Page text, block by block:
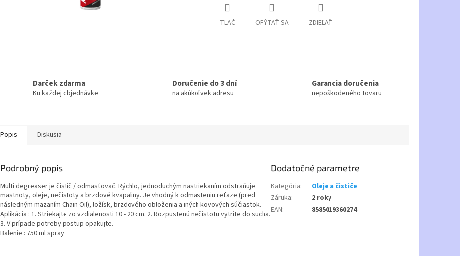
TLAČ OPÝTAŤ SA ZDIEĽAŤ
Darček zdarma
Ku každej objednávke
Doručenie do 3 dní
na akúkoľvek adresu
Garancia doručenia
nepoškodeného tovaru
Popis Diskusia
Podrobný popis
Multi degreaser je čistič / odmasťovač. Rýchlo, jednoduchým nastriekaním odstraňuje
mastnoty, oleje, nečistoty a brzdové kvapaliny. Je vhodný k odmasteniu reťaze (pred
následným mazaním Chain Oil), ložísk, brzdového obloženia a iných kovových súčiastok.
Aplikácia : 1. Striekajte zo vzdialenosti 10 - 20 cm. 2. Rozpustenú nečistotu vytrite do sucha.
3. V prípade potreby postup opakujte.
Balenie : 750 ml spray
Dodatočné parametre
Kategória:
Oleje a čističe
Záruka:
2 roky
EAN: 8585019360274